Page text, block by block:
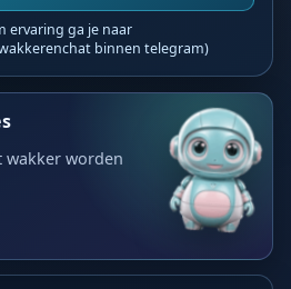
ervaring ga je naar
binnen telegram)
wakker worden